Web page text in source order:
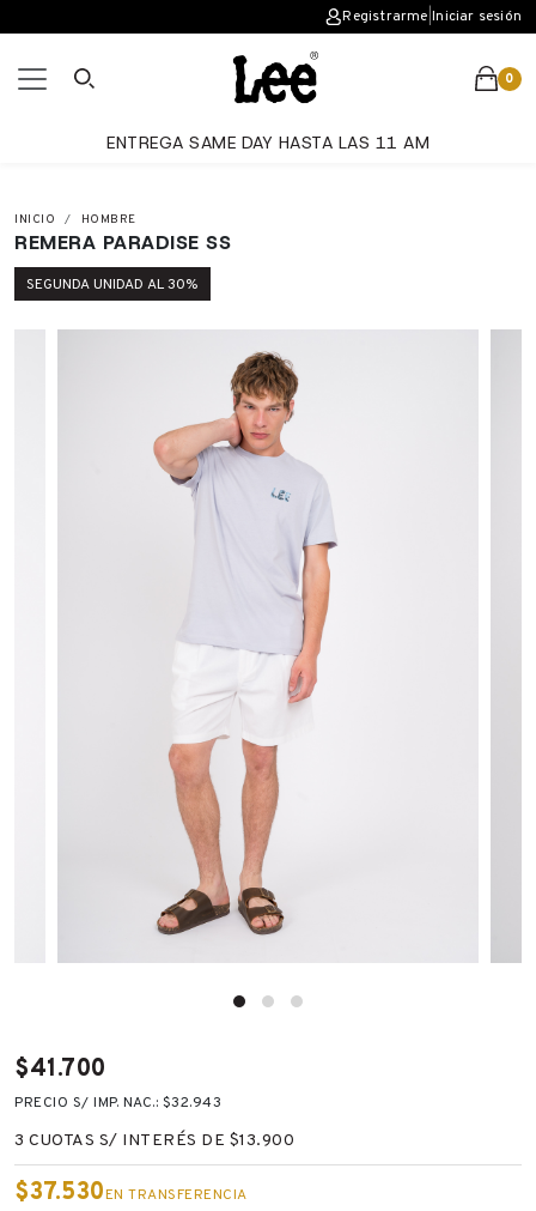
Registrarme |Iniciar sesión
0
ENTREGA SAME DAY HASTA LAS 11 AM
INICIO HOMBRE
REMERA PARADISE SS
SEGUNDA UNIDAD AL 30%
$41.700
PRECIO S/ IMP. NAC.: $32.943
3 CUOTAS S/ INTERÉS DE $13.900
$37.530EN TRANSFERENCIA